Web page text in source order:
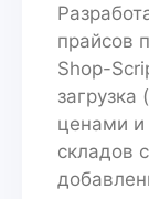
прайсов
Shop-
загрузка
ценами и
складов